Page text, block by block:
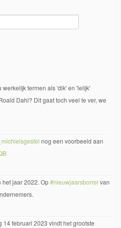
werkelijk termen als 'dik' en 'lelijk'
Dahl? Dit gaat toch veel te ver, we
nog een voorbeeld aan
jaar 2022. Op#nieuwjaarsborrel van
14 februari 2023 vindt het grootste